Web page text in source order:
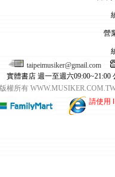
營
taipeimusiker@gmail.com
實體書店 週一至週六09:00~21:00
版權所有
請使用